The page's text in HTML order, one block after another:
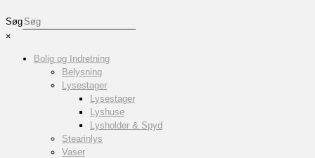
Søg
×
Bolig og Indretning
Belysning
Lysestager
Lysestager
Lyshuse
Lysholder & Spyd
Stearinlys
Vaser